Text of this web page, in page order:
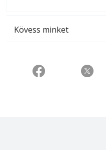
Kövess minket